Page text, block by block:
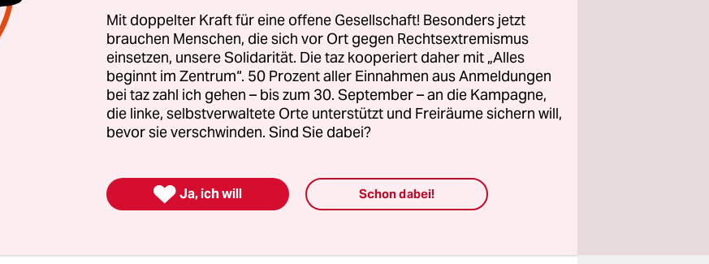
Michel Tschuschke vom Wassertisch das
Anhänger war es ein Zittern bis zur letzten Minute.
Landeswahlleiterin bis zum Mittag lediglich eine
8,6 Prozent meldete und damit einen Erfolg sehr
aussehen ließ, stieg die Zahl bis 16 Uhr auf 21,6
rückte das Zustimmungsquorum von 25 Prozent in
Mit doppelter Kraft für eine offene Gesellschaft! Besonders jetzt
brauchen Menschen, die sich vor Ort gegen Rechtsextremismus
einsetzen, unsere Solidarität. Die taz kooperiert daher mit „Alles
beginnt im Zentrum“. 50 Prozent aller Einnahmen aus Anmeldungen
bei taz zahl ich gehen – bis zum 30. September – an die Kampagne,
die linke, selbstverwaltete Orte unterstützt und Freiräume sichern will,
bevor sie verschwinden. Sind Sie dabei?
 Ja, ich will Schon dabei!